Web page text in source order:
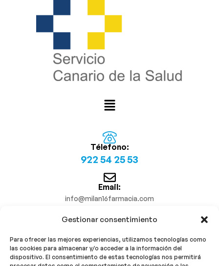
Gestionar consentimiento
Para ofrecer las mejores experiencias, utilizamos tecnologías como
las cookies para almacenar y/o acceder a la información del
dispositivo. El consentimiento de estas tecnologías nos permitirá
Télefono:
922 54 25 53
Email:
info@milan16farmacia.com
¡Síguenos!